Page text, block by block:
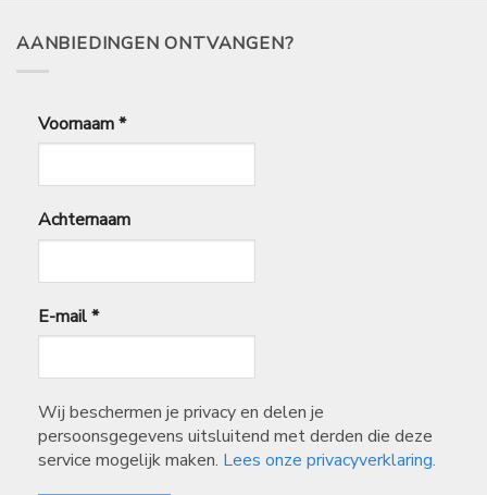
AANBIEDINGEN ONTVANGEN?
Voornaam*
Achternaam
E-mail*
Wij beschermen je privacy en delen je
persoonsgegevens uitsluitend met derden die deze
service mogelijk maken. Lees onze privacyverklaring.